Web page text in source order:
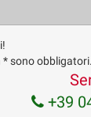
tua richiesta
sono obbligatori.
+39